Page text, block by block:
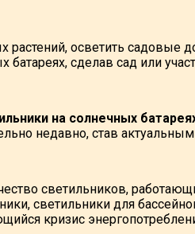
растений, осветить садовые
батареях, сделав сад или
на солнечных
недавно, став
светильников,
светильники для
кризис